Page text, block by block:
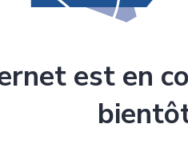
est en